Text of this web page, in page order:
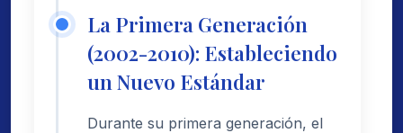
La Primera Generación
(2002-2010): Estableciendo
un Nuevo Estándar
Durante su primera generación, el